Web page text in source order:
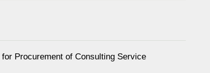
Procurement of Consulting Service